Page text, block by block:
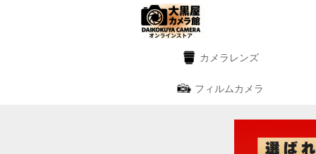
カメラレンズ
フィルムカメラ